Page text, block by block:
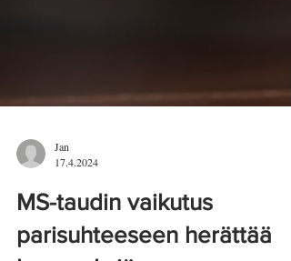
17.4.2024
MS-taudin vaikutus